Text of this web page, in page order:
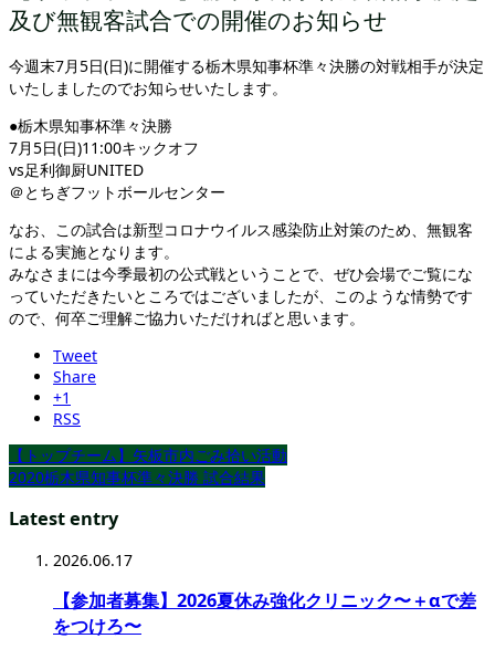
及び無観客試合での開催のお知らせ
今週末7月5日(日)に開催する栃木県知事杯準々決勝の対戦相手が決定
いたしましたのでお知らせいたします。
●栃木県知事杯準々決勝
7月5日(日)11:00キックオフ
vs足利御厨UNITED
＠とちぎフットボールセンター
なお、この試合は新型コロナウイルス感染防止対策のため、無観客
による実施となります。
みなさまには今季最初の公式戦ということで、ぜひ会場でご覧にな
っていただきたいところではございましたが、このような情勢です
ので、何卒ご理解ご協力いただければと思います。
Tweet
Share
+1
RSS
【トップチーム】矢板市内ごみ拾い活動
2020栃木県知事杯準々決勝 試合結果
Latest entry
2026.06.17
【参加者募集】2026夏休み強化クリニック〜＋αで差
をつけろ〜